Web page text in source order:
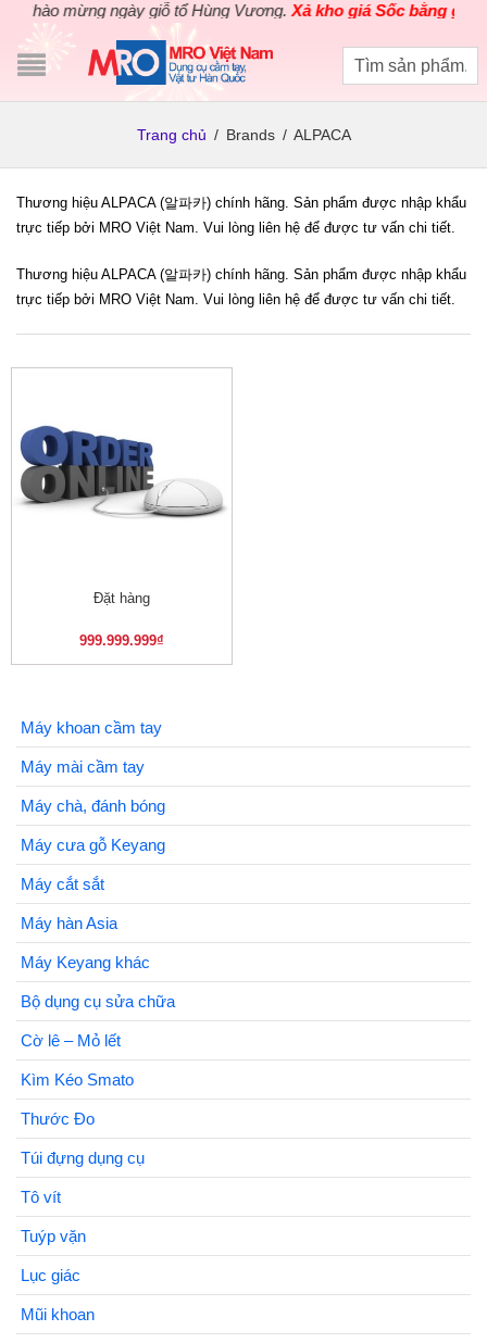
Chào mừng ngày giỗ tổ Hùng Vương.Xả kho giá Sốc bằng giá
Trang chủ / Brands / ALPACA
Thương hiệu ALPACA (알파카) chính hãng. Sản phẩm được nhập khẩu
trực tiếp bởi MRO Việt Nam. Vui lòng liên hệ để được tư vấn chi tiết.
Thương hiệu ALPACA (알파카) chính hãng. Sản phẩm được nhập khẩu
trực tiếp bởi MRO Việt Nam. Vui lòng liên hệ để được tư vấn chi tiết.
Đặt hàng
999.999.999₫
Máy khoan cầm tay
Máy mài cầm tay
Máy chà, đánh bóng
Máy cưa gỗ Keyang
Máy cắt sắt
Máy hàn Asia
Máy Keyang khác
Bộ dụng cụ sửa chữa
Cờ lê – Mỏ lết
Kìm Kéo Smato
Thước Đo
Túi đựng dụng cụ
Tô vít
Tuýp vặn
Lục giác
Mũi khoan